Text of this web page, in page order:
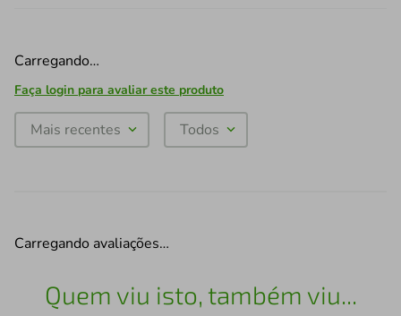
Carregando…
Faça login para avaliar este produto
Mais recentes Todos
Carregando avaliações…
Quem viu isto, também viu...